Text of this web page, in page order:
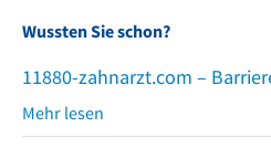
Wussten Sie schon?
11880-zahnarzt.com –
Mehr lesen